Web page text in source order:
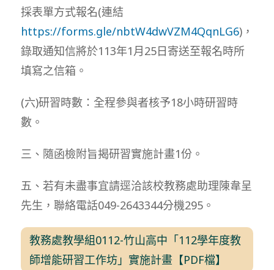
採表單方式報名(連結
https://forms.gle/nbtW4dwVZM4QqnLG6)，
錄取通知信將於113年1月25日寄送至報名時所
填寫之信箱。
(六)研習時數：全程參與者核予18小時研習時
數。
三、隨函檢附旨揭研習實施計畫1份。
五、若有未盡事宜請逕洽該校教務處助理陳韋呈
先生，聯絡電話049-2643344分機295。
教務處教學組0112-竹山高中「112學年度教
師增能研習工作坊」實施計畫【PDF檔】